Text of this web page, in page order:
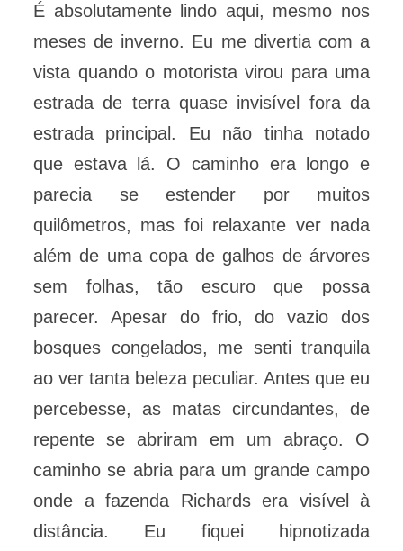
É absolutamente lindo aqui, mesmo nos
meses de inverno. Eu me divertia com a
vista quando o motorista virou para uma
estrada de terra quase invisível fora da
estrada principal. Eu não tinha notado
que estava lá. O caminho era longo e
parecia se estender por muitos
quilômetros, mas foi relaxante ver nada
além de uma copa de galhos de árvores
sem folhas, tão escuro que possa
parecer. Apesar do frio, do vazio dos
bosques congelados, me senti tranquila
ao ver tanta beleza peculiar. Antes que eu
percebesse, as matas circundantes, de
repente se abriram em um abraço. O
caminho se abria para um grande campo
onde a fazenda Richards era visível à
distância. Eu fiquei hipnotizada